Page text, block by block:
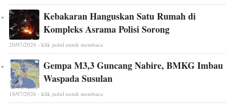
Kebakaran Hanguskan Satu Rumah di
Kompleks Asrama Polisi Sorong
20/07/2026 - klik judul untuk membaca
Gempa M3,3 Guncang Nabire, BMKG Imbau
Waspada Susulan
18/07/2026 - klik judul untuk membaca